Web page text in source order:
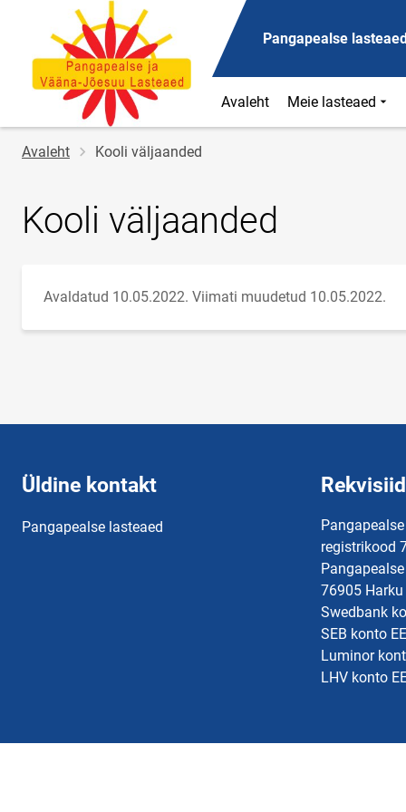
Pangapealse
Avaleht Meie lasteaed
Jälglink
Avaleht Kooli väljaanded
Kooli väljaanded
Avaldatud 10.05.2022. Viimati muudetud 10.05.2022.
Üldine kontakt
Pangapealse lasteaed
registrikood
76905
Swedbank
SEB konto
Luminor
LHV konto